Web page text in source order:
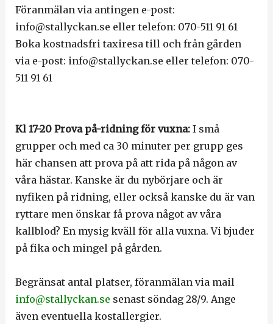
Föranmälan via antingen e-post:
info@stallyckan.se eller telefon: 070-511 91 61
Boka kostnadsfri taxiresa till och från gården
via e-post: info@stallyckan.se eller telefon: 070-
511 91 61
Kl 17-20 Prova på-ridning för vuxna:I små
grupper och med ca 30 minuter per grupp ges
här chansen att prova på att rida på någon av
våra hästar. Kanske är du nybörjare och är
nyfiken på ridning, eller också kanske du är van
ryttare men önskar få prova något av våra
kallblod? En mysig kväll för alla vuxna. Vi bjuder
på fika och mingel på gården.
Begränsat antal platser, föranmälan via mail
info@stallyckan.se senast söndag 28/9. Ange
även eventuella kostallergier.